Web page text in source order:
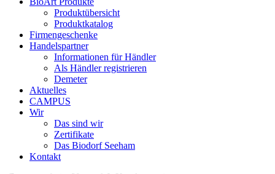
Produktübersicht
Produktkatalog
Firmengeschenke
Handelspartner
Informationen für Händler
Als Händler registrieren
Demeter
Aktuelles
CAMPUS
Wir
Das sind wir
Zertifikate
Das Biodorf Seeham
Kontakt